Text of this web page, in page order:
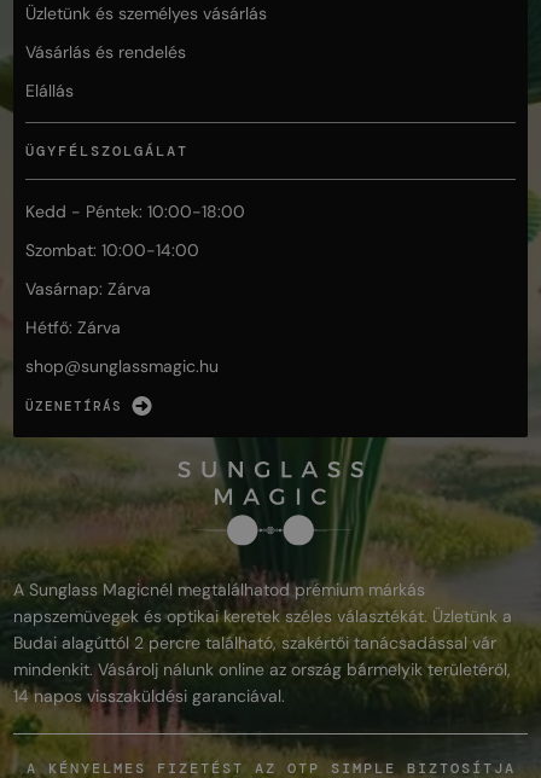
Üzletünk és személyes vásárlás
Vásárlás és rendelés
Elállás
ÜGYFÉLSZOLGÁLAT
Kedd - Péntek: 10:00-18:00
Szombat: 10:00-14:00
Vasárnap: Zárva
Hétfő: Zárva
shop@sunglassmagic.hu
ÜZENETÍRÁS
A Sunglass Magicnél megtalálhatod prémium márkás
napszemüvegek és optikai keretek széles választékát. Üzletünk a
Budai alagúttól 2 percre található, szakértői tanácsadással vár
mindenkit. Vásárolj nálunk online az ország bármelyik területéről,
14 napos visszaküldési garanciával.
A KÉNYELMES FIZETÉST AZ OTP SIMPLE BIZTOSÍTJA